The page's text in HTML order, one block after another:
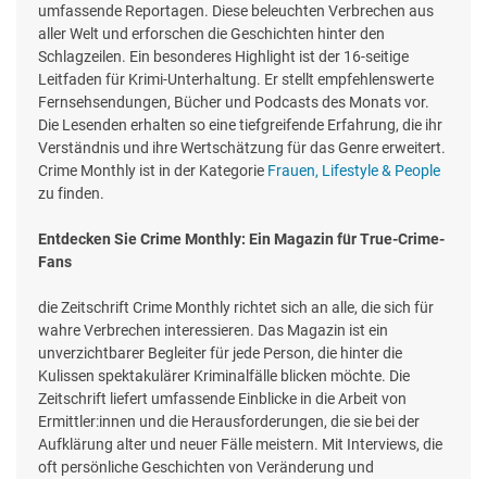
umfassende Reportagen. Diese beleuchten Verbrechen aus
aller Welt und erforschen die Geschichten hinter den
Schlagzeilen. Ein besonderes Highlight ist der 16-seitige
Leitfaden für Krimi-Unterhaltung. Er stellt empfehlenswerte
Fernsehsendungen, Bücher und Podcasts des Monats vor.
Die Lesenden erhalten so eine tiefgreifende Erfahrung, die ihr
Verständnis und ihre Wertschätzung für das Genre erweitert.
Crime Monthly ist in der Kategorie Frauen, Lifestyle & People
zu finden.
Entdecken Sie Crime Monthly: Ein Magazin für True-Crime-
Fans
die Zeitschrift Crime Monthly richtet sich an alle, die sich für
wahre Verbrechen interessieren. Das Magazin ist ein
unverzichtbarer Begleiter für jede Person, die hinter die
Kulissen spektakulärer Kriminalfälle blicken möchte. Die
Zeitschrift liefert umfassende Einblicke in die Arbeit von
Ermittler:innen und die Herausforderungen, die sie bei der
Aufklärung alter und neuer Fälle meistern. Mit Interviews, die
oft persönliche Geschichten von Veränderung und